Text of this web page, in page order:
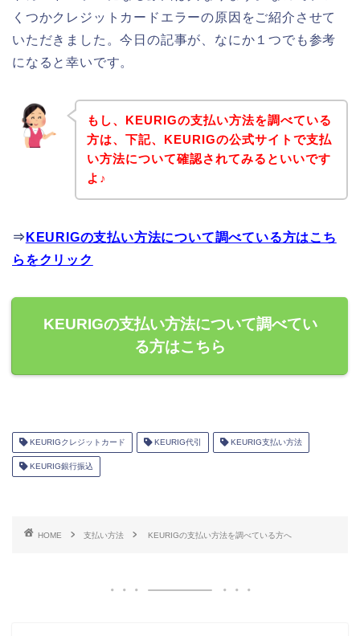
くつかクレジットカードエラーの原因をご紹介させて
いただきました。今日の記事が、なにか１つでも参考
になると幸いです。
もし、KEURIGの支払い方法を調べている
方は、下記、KEURIGの公式サイトで支払
い方法について確認されてみるといいです
よ♪
⇒ KEURIGの支払い方法について調べている方はこち
らをクリック
KEURIGの支払い方法について調べてい
る方はこちら
KEURIGクレジットカード KEURIG代引 KEURIG支払い方法
KEURIG銀行振込
HOME 支払い方法 KEURIGの支払い方法を調べている方へ